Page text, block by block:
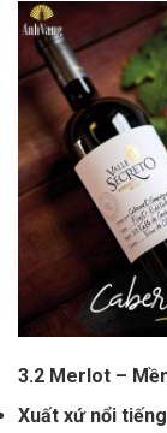
3.2 Merlot –
Xuất xứ nổi